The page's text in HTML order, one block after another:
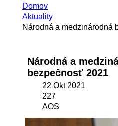
Domov
Aktuality
Národná a medzinárodná
Národná a
bezpečnosť 2021
22 Okt 2021
227
AOS